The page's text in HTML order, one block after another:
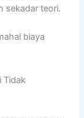
sekadar teori.
biaya
Tidak